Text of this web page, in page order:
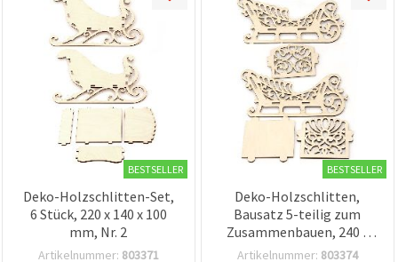
BESTSELLER
Deko-Holzschlitten-Set,
6 Stück, 220 x 140 x 100
mm, Nr. 2
Artikelnummer: 803371
BESTSELLER
Deko-Holzschlitten,
Bausatz 5-teilig zum
Zusammenbauen, 240 x
130 x 100 mm
Artikelnummer: 803374